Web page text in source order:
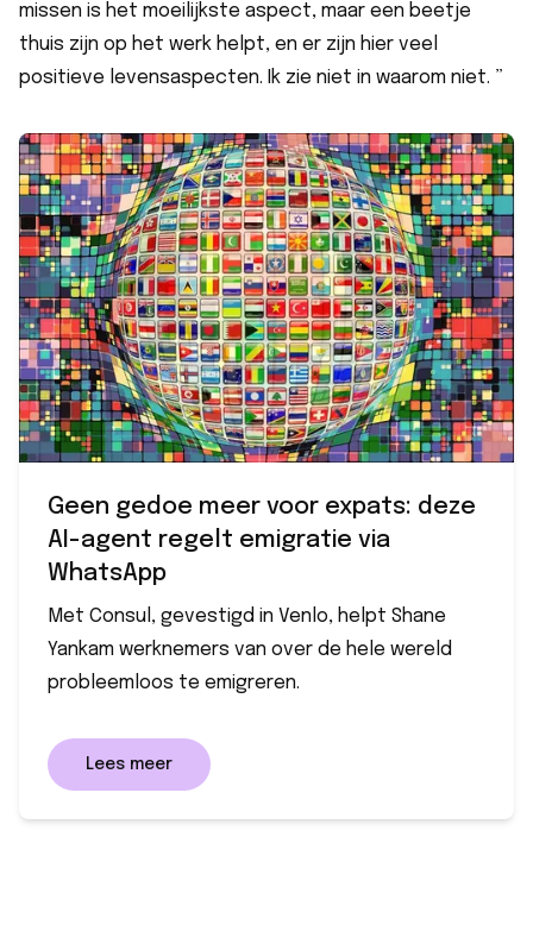
missen is het moeilijkste aspect, maar een beetje
thuis zijn op het werk helpt, en er zijn hier veel
positieve levensaspecten. Ik zie niet in waarom niet. ”
Geen gedoe meer voor expats: deze
AI-agent regelt emigratie via
WhatsApp
Met Consul, gevestigd in Venlo, helpt Shane
Yankam werknemers van over de hele wereld
probleemloos te emigreren.
Lees meer